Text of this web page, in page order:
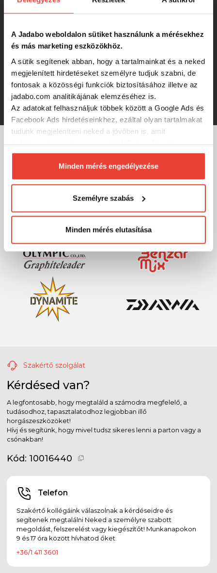
A Jadabo weboldalon sütiket használunk a mérésekhez
és más marketing eszközökhöz.
A sütik segítenek abban, hogy a tartalmainkat és a neked
megjelenített hirdetéseket személyre tudjuk szabni, de
fontosak a közösségi funkciók biztosításához illetve az
jadabo.com analitikájának elemzéséhez is.
Az adatokat felhasználjuk többek között a Google Ads és
Facebook Ads hirdetéseinkhez, ezáltal olyan tartalmakat
tudunk megjeleníteni neked a jövőben is, amit
biztosításához arra kérünk, hogy engedd meg
számunkra minden mérés használatát.
Természetesensoha semmilyen formában nem fogunk
megváltoztathatod a döntésed ezzel kapcsolatban.
Előre is köszönjük!
Minden mérés engedélyezése
Személyre szabás
Minden mérés elutasítása
800g 24mm
2 520 Ft
Starbaits Boilies Global Sweet Corn
800g 24mm
2 520 Ft
MÁRKÁINK
Szakértő szolgálat
Kérdésed van?
A legfontosabb, hogy megtaláld a számodra megfelelő, a
tudásodhoz, tapasztalatodhoz legjobban illő
horgászeszközöket!
Hívj és segítünk, hogy mivel tudsz sikeres lenni a parton vagy a
csónakban!
Kód: 10016440
Telefon
Szakértő kollégáink válaszolnak a kérdéseidre és
segítenek megtalálni Neked a személyre szabott
megoldást, felszerelést vagy kiegészítőt! Munkanapokon
9 és 17 óra között hívhatod őket.
+36/1 411 3601